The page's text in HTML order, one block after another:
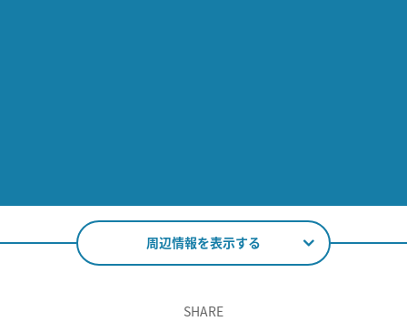
周辺情報を表示する
SHARE